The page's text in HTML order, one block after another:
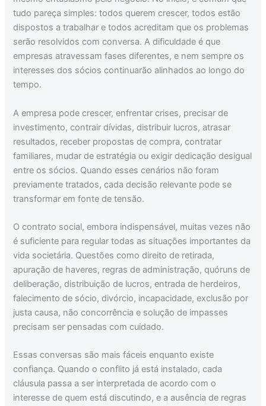
tudo pareça simples: todos querem crescer, todos estão
dispostos a trabalhar e todos acreditam que os problemas
serão resolvidos com conversa. A dificuldade é que
empresas atravessam fases diferentes, e nem sempre os
interesses dos sócios continuarão alinhados ao longo do
tempo.
A empresa pode crescer, enfrentar crises, precisar de
investimento, contrair dívidas, distribuir lucros, atrasar
resultados, receber propostas de compra, contratar
familiares, mudar de estratégia ou exigir dedicação desigual
entre os sócios. Quando esses cenários não foram
previamente tratados, cada decisão relevante pode se
transformar em fonte de tensão.
O contrato social, embora indispensável, muitas vezes não
é suficiente para regular todas as situações importantes da
vida societária. Questões como direito de retirada,
apuração de haveres, regras de administração, quóruns de
deliberação, distribuição de lucros, entrada de herdeiros,
falecimento de sócio, divórcio, incapacidade, exclusão por
justa causa, não concorrência e solução de impasses
precisam ser pensadas com cuidado.
Essas conversas são mais fáceis enquanto existe
confiança. Quando o conflito já está instalado, cada
cláusula passa a ser interpretada de acordo com o
interesse de quem está discutindo, e a ausência de regras